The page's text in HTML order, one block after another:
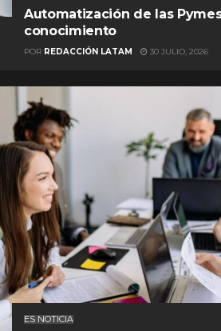
Automatización de las
conocimiento
POR REDACCIÓN LATAM 30 JULIO, 2026
ES NOTICIA